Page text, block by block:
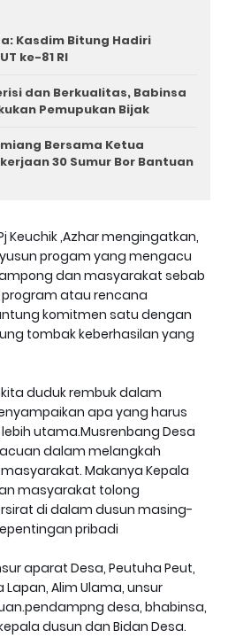
Kasdim Bitung Hadiri
ke-81 RI
dan Berkualitas, Babinsa
Pemupukan Bijak
Bersama Ketua
30 Sumur Bor Bantuan
Keuchik ,Azhar mengingatkan,
progam yang mengacu
dan masyarakat sebab
atau rencana
komitmen satu dengan
tombak keberhasilan yang
duduk rembuk dalam
apa yang harus
utama.Musrenbang Desa
dalam melangkah
Makanya Kepala
masyarakat tolong
di dalam dusun masing-
pribadi
aparat Desa, Peutuha Peut,
Alim Ulama, unsur
desa, bhabinsa,
dusun dan Bidan Desa.